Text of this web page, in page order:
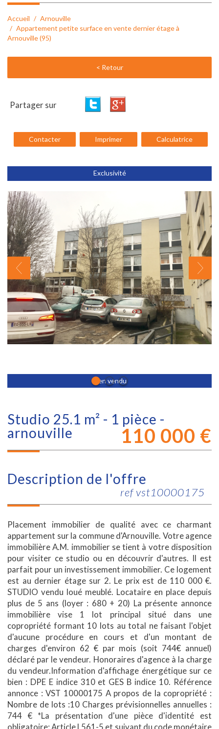
Accueil
Arnouville
Appartement petite surface en vente dernier étage à
Arnouville (95)
< Retour
Partager sur
Contacter Imprimer Calculatrice
Bien vendu
Exclusivité
studio 25.1 m² - 1 pièce -
arnouville
110 000 €
description de l'offre
ref vst10000175
Placement immobilier de qualité avec ce charmant
appartement sur la commune d'Arnouville. Votre agence
immobilière A.M. immobilier se tient à votre disposition
pour visiter ce studio ou en découvrir d'autres. Il est
parfait pour un investissement immobilier. Ce logement
est au dernier étage sur 2. Le prix est de 110 000 €.
STUDIO vendu loué meublé. Locataire en place depuis
plus de 5 ans (loyer : 680 + 20) La présente annonce
immobilière vise 1 lot principal situé dans une
copropriété formant 10 lots au total ne faisant l'objet
d'aucune procédure en cours et d'un montant de
charges d'environ 62 € par mois (soit 744€ annuel)
déclaré par le vendeur. Honoraires d'agence à la charge
du vendeur.Information d'affichage énergétique sur ce
bien : DPE E indice 310 et GES B indice 10. Référence
annonce : VST 10000175 A propos de la copropriété :
Nombre de lots :10 Charges prévisionnelles annuelles :
744 € *La présentation d'une pièce d'identité est
obligatoire: Article L561-5 et suivant du code monétaire